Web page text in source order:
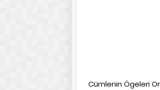
Cümlenin Ögeleri